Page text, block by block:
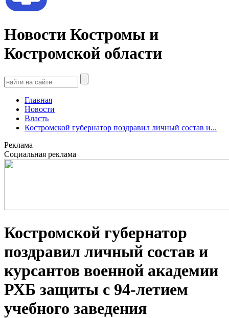
Новости Костромы и
Костромской области
Главная
Новости
Власть
Костромской губернатор поздравил личный состав и...
Реклама
Социальная реклама
Костромской губернатор
поздравил личный состав и
курсантов военной академии
РХБ защиты с 94-летием
учебного заведения